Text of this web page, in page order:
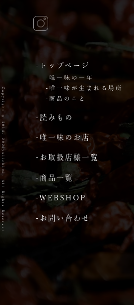
-トップページ
-唯一味の一年
-唯一味が生まれる場所
-商品のこと
-読みもの
-唯一味のお店
-お取扱店様一覧
-商品一覧
-WEBSHOP
-お問い合わせ
Copyright © 2014- 2026yuiichimi. All Rights Reserved.